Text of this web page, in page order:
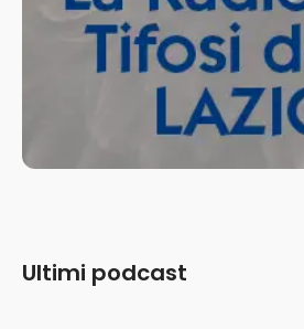
Ultimi podcast